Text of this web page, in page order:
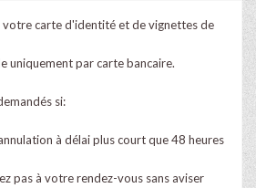
votre carte d'identité et de vignettes de
uniquement par carte bancaire.
si:
à délai plus court que 48 heures
pas à votre rendez-vous sans aviser